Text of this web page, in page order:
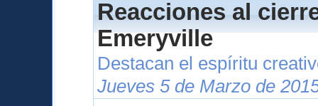
Reacciones al
Emeryville
Destacan el espíritu
Jueves 5 de Marzo de